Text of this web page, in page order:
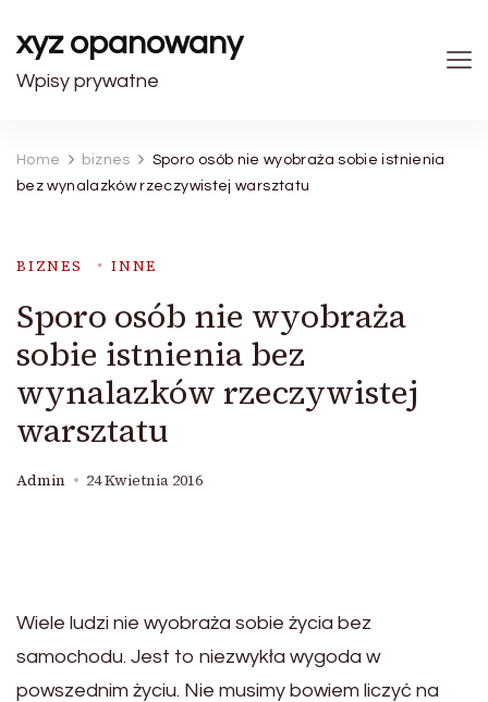
xyz opanowany
Wpisy prywatne
Home biznes
Sporo osób nie wyobraża sobie istnienia
bez wynalazków rzeczywistej warsztatu
BIZNES INNE
Sporo osób nie wyobraża
sobie istnienia bez
wynalazków rzeczywistej
warsztatu
Admin 24 Kwietnia 2016
Wiele ludzi nie wyobraża sobie życia bez
samochodu. Jest to niezwykła wygoda w
powszednim życiu. Nie musimy bowiem liczyć na